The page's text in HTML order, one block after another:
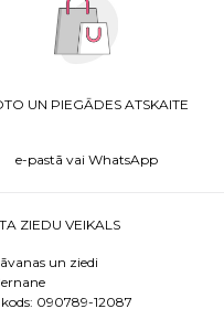
UN PIEGĀDES ATSKAITE
e-pastā vai WhatsApp
ZIEDU VEIKALS
un ziedi
kods: 090789-12087